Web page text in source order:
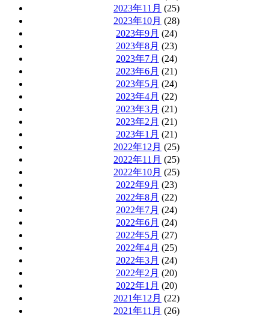
2023年11月 (25)
2023年10月 (28)
2023年9月 (24)
2023年8月 (23)
2023年7月 (24)
2023年6月 (21)
2023年5月 (24)
2023年4月 (22)
2023年3月 (21)
2023年2月 (21)
2023年1月 (21)
2022年12月 (25)
2022年11月 (25)
2022年10月 (25)
2022年9月 (23)
2022年8月 (22)
2022年7月 (24)
2022年6月 (24)
2022年5月 (27)
2022年4月 (25)
2022年3月 (24)
2022年2月 (20)
2022年1月 (20)
2021年12月 (22)
2021年11月 (26)